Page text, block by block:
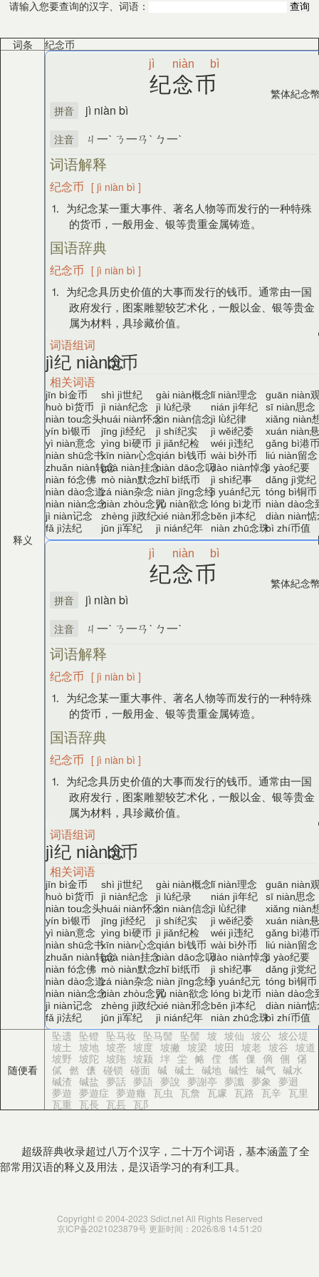
请输入您要查询的汉字、词语：
词条 纪念币
释义
jì niàn bì
纪念币 繁体紀念
拼音
jì niàn bì
注音 ㄐ一ˋ ㄋ一ㄢˋ ㄅ一ˋ
词语解释
纪念币 [ jì niàn bì ]
⒈ 为纪念某一重大事件、著名人物等而发行的一种特殊
的货币，一般用金、银等贵重金属铸造。
国语辞典
纪念币 [ jì niàn bì ]
⒈ 为纪念具历史价值的大事而发行的钱币。通常由一国
政府发行，图案雕塑较艺术化，一般以金、银等贵金
属为材料，具珍藏价值。
词语组词
jì纪 niàn念
bì币
相关词语
jīn bì金币 shì jì世纪 gài niàn概念lǐ niàn理念 guān niàn
huò bì货币 jì niàn纪念 jì lù纪录 nián jì年纪 sī niàn思念
niàn tou念头huái niàn怀念xìn niàn信念jì lǜ纪律 xiǎng niàn
yín bì银币 jīng jì经纪 jì shí纪实 jì wěi纪委 xuán niàn
yì niàn意念 yìng bì硬币 jì jiǎn纪检 wéi jì违纪 gǎng bì港
niàn shū念书xīn niàn心念qián bì钱币 wài bì外币 liú niàn留念
zhuǎn niàn转念
guà niàn挂念niàn dāo念叨dào niàn悼念jì yào纪要
niàn fó念佛 mò niàn默念zhǐ bì纸币 jì shì纪事 dǎng jì党纪
niàn dào念道zá niàn杂念 niàn jīng念经jì yuán纪元 tóng bì铜币
niàn niàn念念niàn zhòu念咒yù niàn欲念 lóng bì龙币 niàn dào念
jì niàn记念 zhèng jì政纪xié niàn邪念běn jì本纪 diàn niàn
fǎ jì法纪 jūn jì军纪 jì nián纪年 niàn zhū念珠bì zhí币值
jì niàn bì
纪念币 繁体紀念
拼音
jì niàn bì
注音 ㄐ一ˋ ㄋ一ㄢˋ ㄅ一ˋ
词语解释
纪念币 [ jì niàn bì ]
⒈ 为纪念某一重大事件、著名人物等而发行的一种特殊
的货币，一般用金、银等贵重金属铸造。
国语辞典
纪念币 [ jì niàn bì ]
⒈ 为纪念具历史价值的大事而发行的钱币。通常由一国
政府发行，图案雕塑较艺术化，一般以金、银等贵金
属为材料，具珍藏价值。
词语组词
jì纪 niàn念
bì币
相关词语
jīn bì金币 shì jì世纪 gài niàn概念lǐ niàn理念 guān niàn
huò bì货币 jì niàn纪念 jì lù纪录 nián jì年纪 sī niàn思念
niàn tou念头huái niàn怀念xìn niàn信念jì lǜ纪律 xiǎng niàn
yín bì银币 jīng jì经纪 jì shí纪实 jì wěi纪委 xuán niàn
yì niàn意念 yìng bì硬币 jì jiǎn纪检 wéi jì违纪 gǎng bì港
niàn shū念书xīn niàn心念qián bì钱币 wài bì外币 liú niàn留念
zhuǎn niàn转念
guà niàn挂念niàn dāo念叨dào niàn悼念jì yào纪要
niàn fó念佛 mò niàn默念zhǐ bì纸币 jì shì纪事 dǎng jì党纪
niàn dào念道zá niàn杂念 niàn jīng念经jì yuán纪元 tóng bì铜币
niàn niàn念念niàn zhòu念咒yù niàn欲念 lóng bì龙币 niàn dào念
jì niàn记念 zhèng jì政纪xié niàn邪念běn jì本纪 diàn niàn
fǎ jì法纪 jūn jì军纪 jì nián纪年 niàn zhū念珠bì zhí币值
随便看
坠遗 坠镫 坠马妆 坠马髻 坠髻 坡 坡仙 坡公 坡公堤
坡土 坡地 坡垄 坡度 坡撇 坡梁 坡田 坡老 坡谷 坡道
坡野 坡陀 坡陁 坡颍 坢 坣 㑼 㑽 㑾 㑿 㒀 㒁 㒂
㒃 㒄 㒅 碰锁 碰面 碱 碱土 碱地 碱性 碱气 碱水
碱渣 碱盐 夢話 夢語 夢說 夢謝亭 夢讖 夢象 夢迴
夢遊 夢遊症 夢遊癥 瓦虫 瓦詹 瓦豦 瓦路 瓦辛 瓦里
瓦重 瓦長 瓦镸 瓦阝
超级辞典收录超过八万个汉字，二十万个词语，基本涵盖了全
部常用汉语的释义及用法，是汉语学习的有利工具。
Copyright © 2004-2023 Sdict.net All Rights Reserved
京ICP备2021023879号 更新时间：2026/8/8 14:51:20